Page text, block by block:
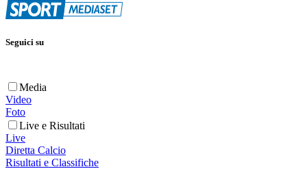
Seguici su
Media
Video
Foto
Live e Risultati
Live
Diretta Calcio
Risultati e Classifiche